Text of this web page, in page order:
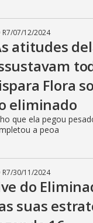
R7/07/12/2024
atitudes
Flora
eliminado
que ela pegou
a peoa
R7/30/11/2024
do
suas